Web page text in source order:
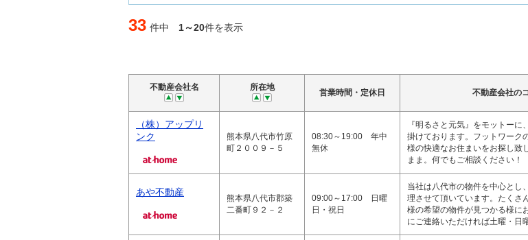
33 件中 1～20件を表示
不動産会社名 所在地
営業時間・定休日 不動産会社の
（株）アップリ
ンク
熊本県八代市竹原
町２００９－５
08:30～19:00 年中
無休
『明るさと元気』をモットー
掛けております。フットワーク
様の快適なお住まいをお探し致
まま。何でもご相談ください！
あや不動産
熊本県八代市郡築
二番町９２－２
09:00～17:00 日曜
日・祝日
当社は八代市の物件を中心とし
理させて頂いています。たくさ
様の希望の物件が見つかる様に
にご連絡いただければ土曜・日